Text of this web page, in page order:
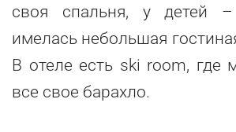
своя спальня, у детей
имелась небольшая
В отеле есть ski room, где
все свое барахло.